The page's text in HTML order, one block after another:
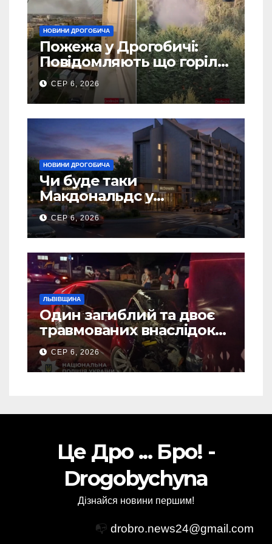
НОВИНИ ДРОГОБИЧА
Пожежа у Дрогобичі:
Повідомляють що горіло
5 гаражів (Відео)
СЕР 6, 2026
НОВИНИ ДРОГОБИЧА
Чи буде таки
Макдональдс у
Дрогобичі? (Фото)
СЕР 6, 2026
ЛЬВІВЩИНА
Один загиблий та двоє
травмованих внаслідок
ДТП на Самбірщині
СЕР 6, 2026
Це Дро ... Бро! -
Drogobychyna
Дізнайся новини першим!
📭 drobro.news24@gmail.com